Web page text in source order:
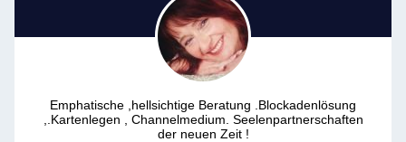
Emphatische ,hellsichtige Beratung .Blockadenlösung
,.Kartenlegen , Channelmedium. Seelenpartnerschaften
der neuen Zeit !